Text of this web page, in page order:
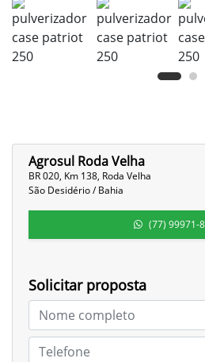
Agrosul Roda Velha
BR 020, Km 138, Roda Velha
São Desidério / Bahia
(77) 99971-
Solicitar proposta